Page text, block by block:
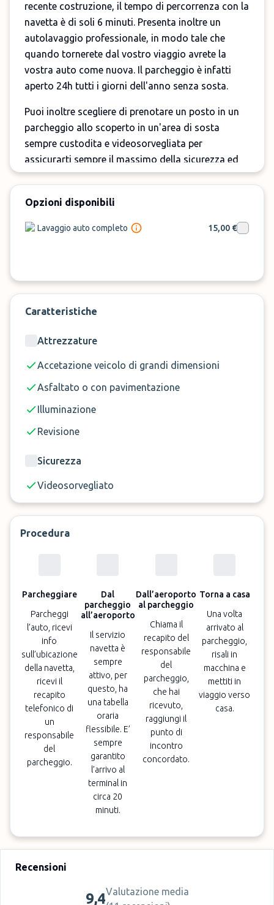
recente costruzione, il tempo di percorrenza con la
navetta è di soli 6 minuti. Presenta inoltre un
autolavaggio professionale, in modo tale che
quando tornerete dal vostro viaggio avrete la
vostra auto come nuova. Il parcheggio è infatti
aperto 24h tutti i giorni dell'anno senza sosta.
Puoi inoltre scegliere di prenotare un posto in un
parcheggio allo scoperto in un'area di sosta
sempre custodita e videosorvegliata per
assicurarti sempre il massimo della sicurezza ed
evitarti preoccupazioni durante il tuo viaggio.
Prenota ora Next Stop Parking all'aeroporto di
Opzioni disponibili
Lavaggio auto completo 15,00 €
Caratteristiche
Attrezzature
Accetazione veicolo di grandi dimensioni
Asfaltato o con pavimentazione
Illuminazione
Revisione
Sicurezza
Videosorvegliato
Procedura
Parcheggiare
Parcheggi
l’auto, ricevi
info
sull’ubicazione
della navetta,
ricevi il
recapito
telefonico di
un
responsabile
del
parcheggio.
Dal
parcheggio
all’aeroporto
Il servizio
navetta è
sempre
attivo, per
questo, ha
una tabella
oraria
flessibile. E’
sempre
garantito
l’arrivo al
terminal in
circa 20
minuti.
Dall’aeroporto
al parcheggio
Chiama il
recapito del
responsabile
del
parcheggio,
che hai
ricevuto,
raggiungi il
punto di
incontro
concordato.
Torna a casa
Una volta
arrivato al
parcheggio,
risali in
macchina e
mettiti in
viaggio verso
casa.
Recensioni
9,4Valutazione media